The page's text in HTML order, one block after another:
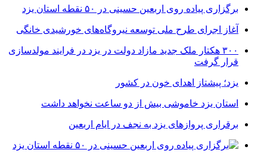
برگزاری پیاده روی اربعین حسینی در ۵۰ نقطه استان یزد
آغاز اجرای طرح ملی توسعه نیروگاه‌های خورشیدی خانگی
۳۰۰ هکتار ملک جدید مازاد دولت در یزد در فرایند مولدسازی
قرار گرفت
یزد؛ پیشتاز اهدای خون در کشور
استان یزد خاموشی بیش از دو ساعت نخواهد داشت
برقراری پرواز‌های یزد به نجف در ایام اربعین